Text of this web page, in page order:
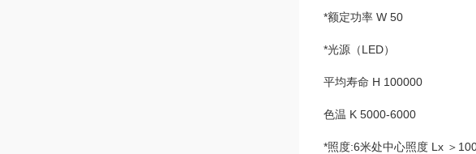
*额定功率 W 50
*光源（LED）
平均寿命 H 100000
色温 K 5000-6000
*照度:6米处中心照度 Lx ＞